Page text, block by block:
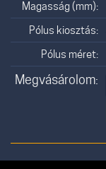
Magasság (mm):
Pólus kiosztás:
Pólus méret:
Megvásárolom: